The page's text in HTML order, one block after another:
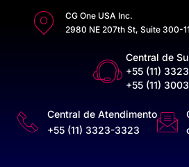
CG One USA Inc.
2980 NE 207th St, Suite 300-
Central de
+55 (11)
+55 (11)
Central de Atendimento
+55 (11) 3323-3323